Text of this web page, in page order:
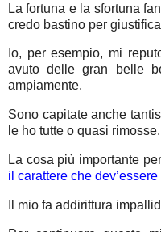
La fortuna e la sfortuna
credo bastino per
Io, per esempio, mi
avuto delle gran belle
ampiamente.
Sono capitate anche
le ho tutte o quasi rimosse.
La cosa più importante
il carattere che
Il mio fa addirittura